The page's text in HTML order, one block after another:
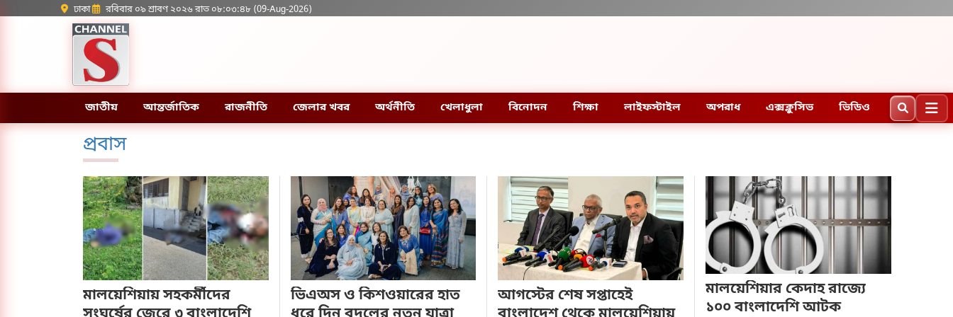
ঢাকা রবিবার ০৯ শ্রাবণ ২০২৬ রাত ০৮:০৩:৪৮ (09-Aug-2026)
জাতীয় আন্তর্জাতিক রাজনীতি জেলার খবর অর্থনীতি খেলাধুলা বিনোদন শিক্ষা লাইফস্টাইল অপরাধ এক্সক্লুসিভ ভিডিও
প্রবাস
মালয়েশিয়ায় সহকর্মীদের
ভিএঅস ও কিশওয়ারের হাত
আগস্টের শেষ সপ্তাহেই
মালয়েশিয়ার কেদাহ রাজ্যে
১০০ বাংলাদেশি আটক